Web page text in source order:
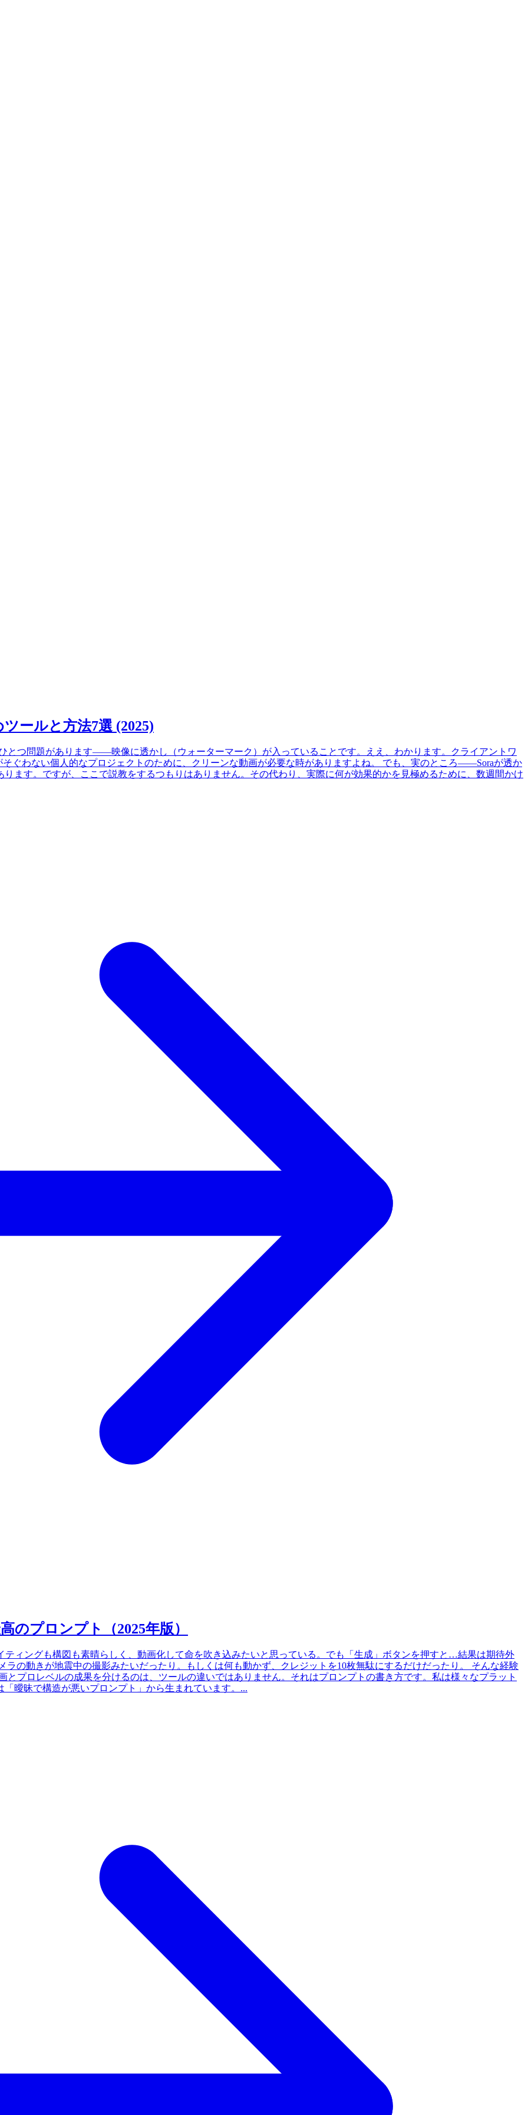
ールと方法7選 (2025)
とつ問題があります——映像に透かし（ウォーターマーク）が入っていることです。ええ、わかります。クライアントワ
ぐわない個人的なプロジェクトのために、クリーンな動画が必要な時がありますよね。 でも、実のところ——Soraが透か
ます。ですが、ここで説教をするつもりはありません。その代わり、実際に何が効果的かを見極めるために、数週間かけ
のプロンプト（2025年版）
ィングも構図も素晴らしく、動画化して命を吹き込みたいと思っている。でも「生成」ボタンを押すと…結果は期待外
の動きが地震中の撮影みたいだったり。もしくは何も動かず、クレジットを10枚無駄にするだけだったり。 そんな経験
プロレベルの成果を分けるのは、ツールの違いではありません。それはプロンプトの書き方です。私は様々なプラット
曖昧で構造が悪いプロンプト」から生まれています。...